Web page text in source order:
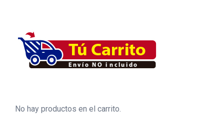
No hay productos en el carrito.